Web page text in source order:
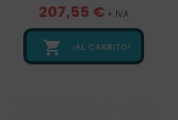
207,55 € + IVA
 ¡AL CARRITO!